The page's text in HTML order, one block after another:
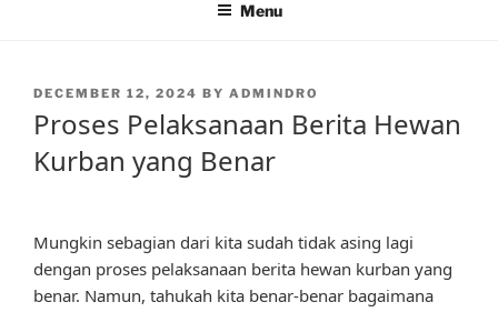
Menu
POSTED
DECEMBER 12, 2024 BY ADMINDRO
Proses Pelaksanaan Berita Hewan
Kurban yang Benar
Mungkin sebagian dari kita sudah tidak asing lagi
dengan proses pelaksanaan berita hewan kurban yang
benar. Namun, tahukah kita benar-benar bagaimana